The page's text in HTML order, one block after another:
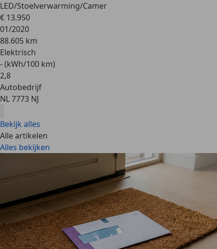
LED/Stoelverwarming/Camer
€ 13.950
01/2020
88.605 km
Elektrisch
- (kWh/100 km)
2,8
Autobedrijf
NL 7773 NJ
Bekijk alles
Alle artikelen
Alles bekijken